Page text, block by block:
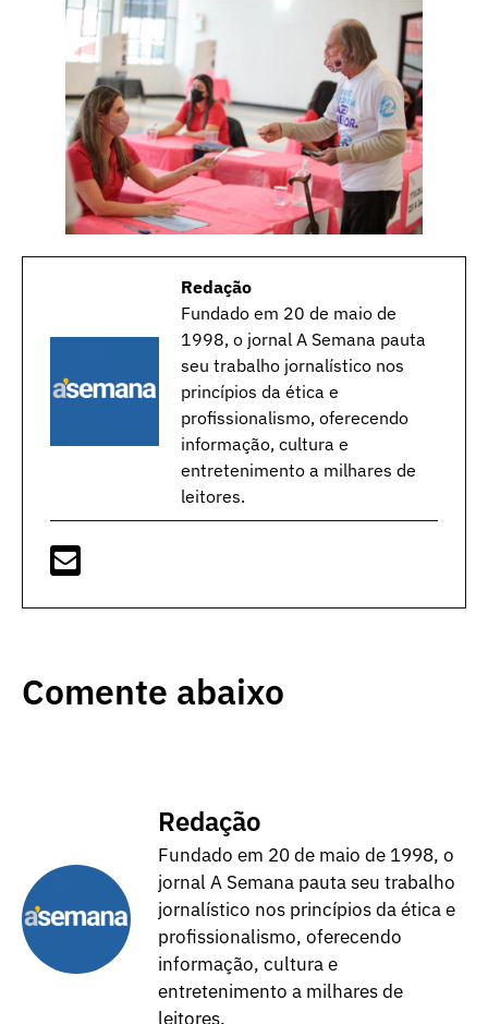
Redação
Fundado em 20 de maio de
1998, o jornal A Semana pauta
seu trabalho jornalístico nos
princípios da ética e
profissionalismo, oferecendo
informação, cultura e
entretenimento a milhares de
leitores.
Comente abaixo
Redação
Fundado em 20 de maio de 1998, o
jornal A Semana pauta seu trabalho
jornalístico nos princípios da ética e
profissionalismo, oferecendo
informação, cultura e
entretenimento a milhares de
leitores.